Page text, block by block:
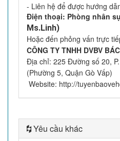
- Liên hệ để được hướng
Điện thoại: Phòng nhân
Ms.Linh)
Hoặc đến phỏng vấn trực
CÔNG TY TNHH DVBV
Địa chỉ: 225 Đường số 20,
(Phường 5, Quận Gò Vấp)
Website: http://
Yêu cầu khác